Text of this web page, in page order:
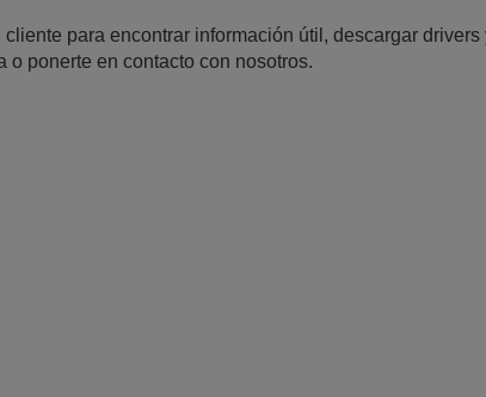
para encontrar información útil, descargar drivers
o ponerte en contacto con nosotros.